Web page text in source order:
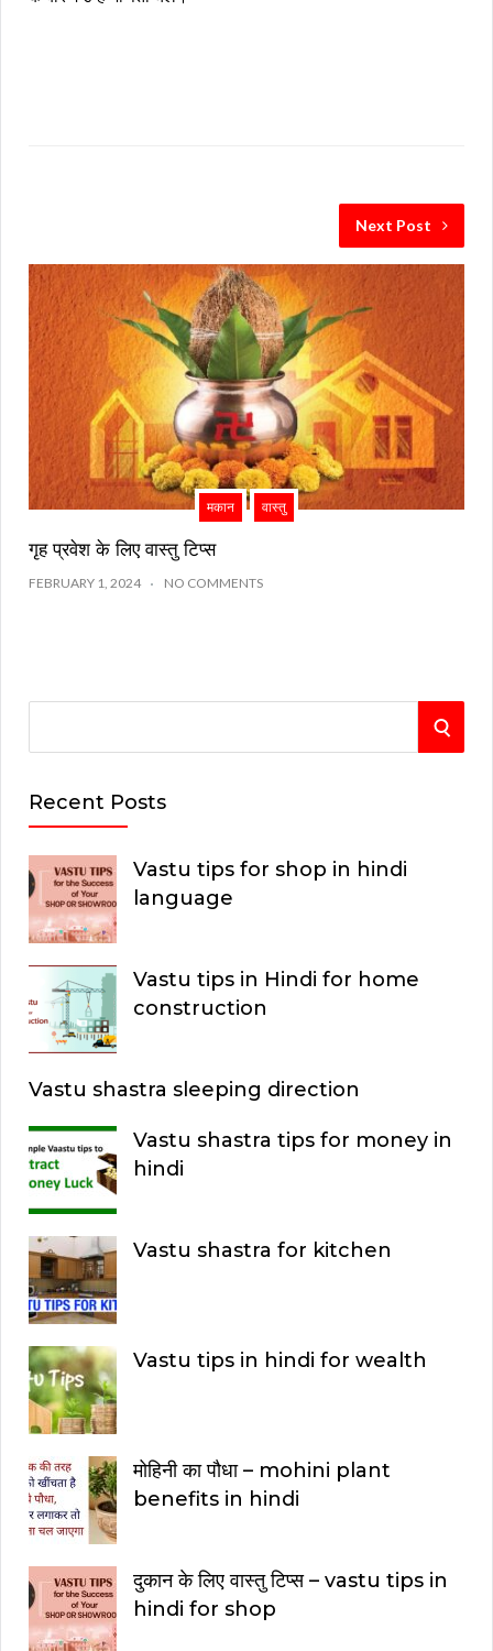
Next Post
मकान वास्तु
गृह प्रवेश के लिए वास्तु टिप्स
FEBRUARY 1, 2024 NO COMMENTS
e
r
c
h
f
o
r
S
Recent Posts
Vastu tips for shop in hindi
language
Vastu tips in Hindi for home
construction
Vastu shastra sleeping direction
Vastu shastra tips for money in
hindi
Vastu shastra for kitchen
Vastu tips in hindi for wealth
मोहिनी का पौधा – mohini plant
benefits in hindi
दुकान के लिए वास्तु टिप्स – vastu tips in
hindi for shop